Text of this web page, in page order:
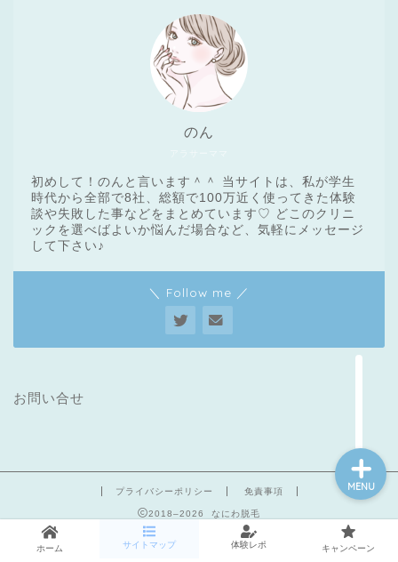
のん
初めして！のんと言います＾＾ 当サイトは、私が学生
時代から全部で8社、総額で100万近く使ってきた体験
談や失敗した事などをまとめています♡ どこのクリニ
ックを選べばよいか悩んだ場合など、気軽にメッセージ
して下さい♪
＼ Follow me ／
お問い合せ
プライバシーポリシー 免責事項
2018–2026 なにわ脱毛
ホーム サイトマップ 体験レポ キャンペーン
MENU
医療脱毛基礎知識
クリニック一覧
脱毛体験レポート